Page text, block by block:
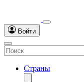
Войти
Страны